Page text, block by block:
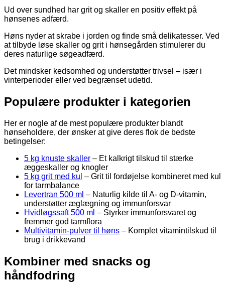
Ud over sundhed har grit og skaller en positiv effekt på
hønsenes adfærd.
Høns nyder at skrabe i jorden og finde små delikatesser. Ved
at tilbyde løse skaller og grit i hønsegården stimulerer du
deres naturlige søgeadfærd.
Det mindsker kedsomhed og understøtter trivsel – især i
vinterperioder eller ved begrænset udetid.
Populære produkter i kategorien
Her er nogle af de mest populære produkter blandt
hønseholdere, der ønsker at give deres flok de bedste
betingelser:
5 kg knuste skaller – Et kalkrigt tilskud til stærke
æggeskaller og knogler
5 kg grit med kul – Grit til fordøjelse kombineret med kul
for tarmbalance
Levertran 500 ml – Naturlig kilde til A- og D-vitamin,
understøtter æglægning og immunforsvar
Hvidløgssaft 500 ml – Styrker immunforsvaret og
fremmer god tarmflora
Multivitamin-pulver til høns – Komplet vitamintilskud til
brug i drikkevand
Kombiner med snacks og
håndfodring